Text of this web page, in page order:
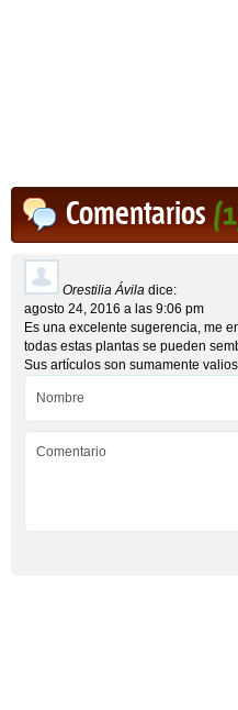
Comentarios
Orestilia Ávila dice:
agosto 24, 2016 a las 9:06 pm
Es una excelente sugerencia, me
todas estas plantas se pueden
Sus artículos son sumamente